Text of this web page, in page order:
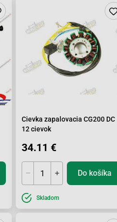
Cievka zapalovacia CG200 DC
12 cievok
34.11 €
Do košíka
Skladom